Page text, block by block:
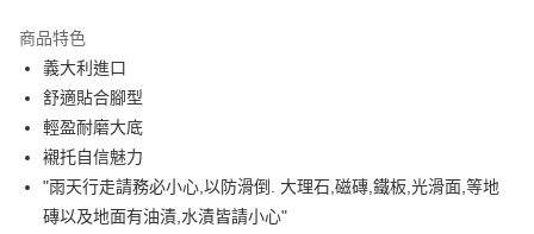
合作金庫商業銀行
華南商業銀行
上海商業儲蓄銀行
國泰世華商業銀行
臺灣中小企業銀行
匯豐（台灣）商業銀行
華泰商業銀行
聯邦商業銀行
遠東國際商業銀行
元大商業銀行
超商取貨付款
LINE Pay
Apple Pay
街口支付
商品特色
義大利進口
舒適貼合腳型
輕盈耐磨大底
襯托自信魅力
"雨天行走請務必小心,以防滑倒. 大理石,磁磚,鐵板,光滑面,等地
磚以及地面有油漬,水漬皆請小心"